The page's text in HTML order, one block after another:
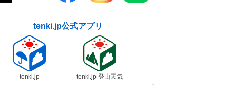
tenki.jp公式アプリ
tenki.jp tenki.jp 登山天気